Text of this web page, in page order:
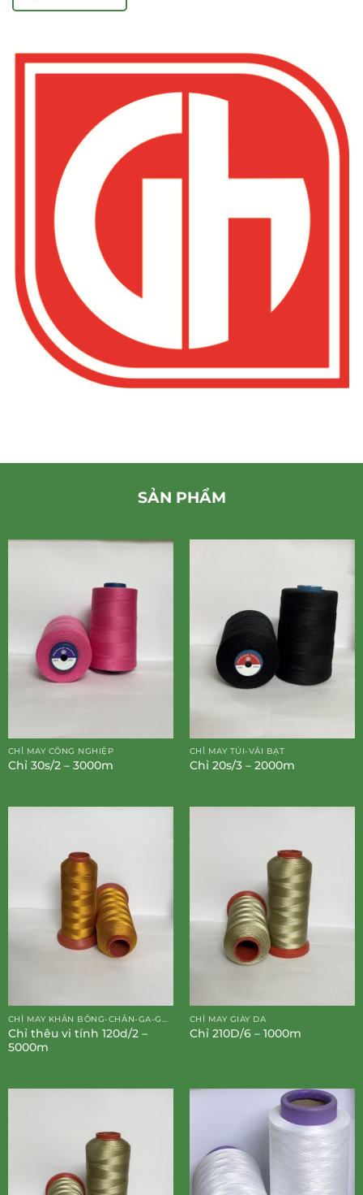
SẢN PHẨM
CHỈ MAY CÔNG NGHIỆP
Chỉ 30s/2 – 3000m
CHỈ MAY TÚI-VẢI BẠT
Chỉ 20s/3 – 2000m
CHỈ MAY KHĂN BÔNG-CHĂN-GA-GỐI-ĐỆM
Chỉ thêu vi tính 120d/2 –
5000m
CHỈ MAY GIÀY DA
Chỉ 210D/6 – 1000m